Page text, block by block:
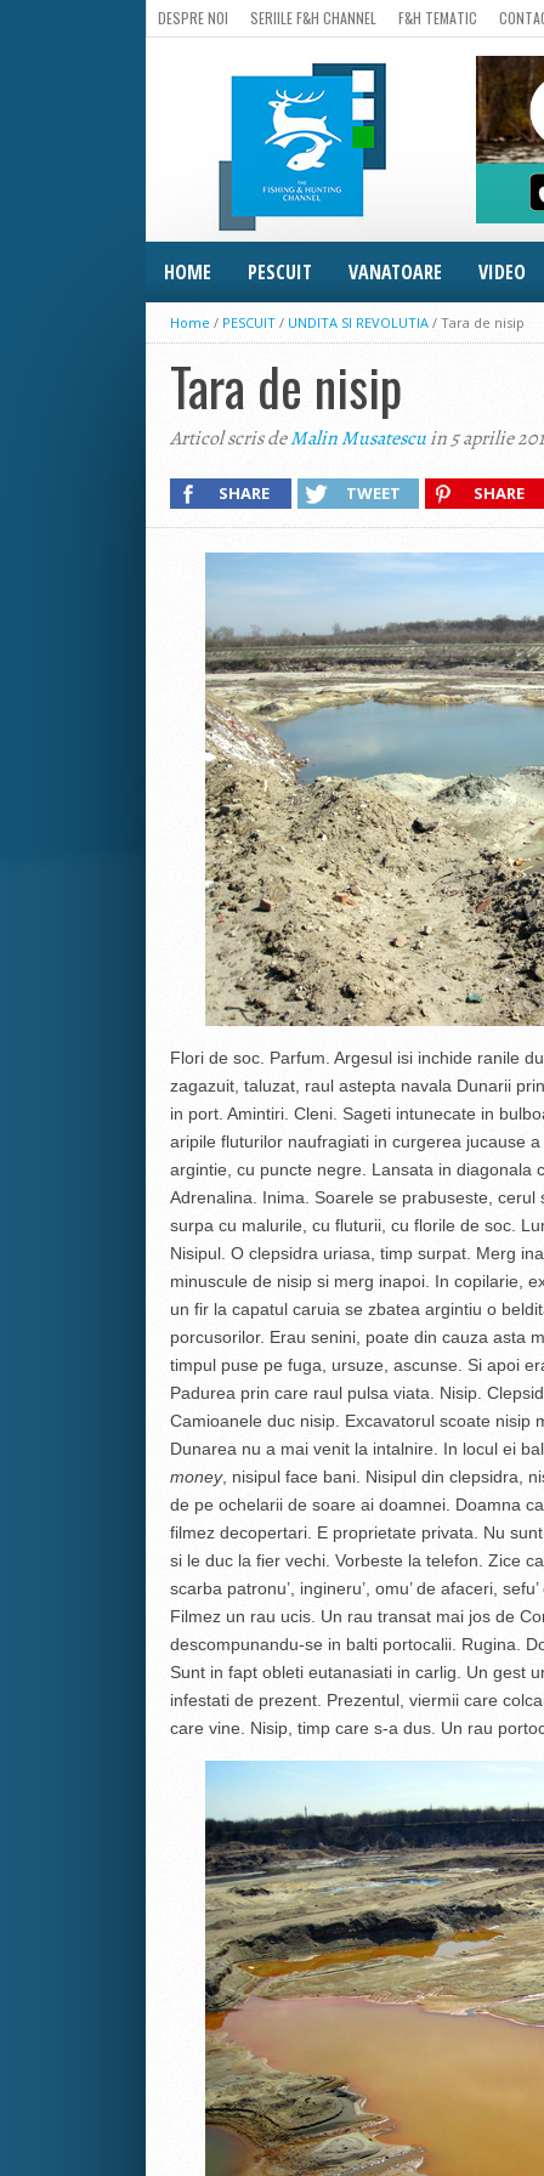
DESPRE NOI SERIILE F&H CHANNEL F&H TEMATIC
HOME PESCUIT VANATOARE VIDEO
Home / PESCUIT / UNDITA SI REVOLUTIA / Tara de nisip
Tara de nisip
Articol scris deMalin Musatescuin 5 aprilie
SHARE TWEET SHARE
Flori de soc. Parfum. Argesul isi inchide ranile
zagazuit, taluzat, raul astepta navala Dunarii
in port. Amintiri. Cleni. Sageti intunecate in
aripile fluturilor naufragiati in curgerea jucause
argintie, cu puncte negre. Lansata in diagonala
Adrenalina. Inima. Soarele se prabuseste,
surpa cu malurile, cu fluturii, cu florile de soc.
Nisipul. O clepsidra uriasa, timp surpat. Merg
minuscule de nisip si merg inapoi. In copilarie,
un fir la capatul caruia se zbatea argintiu o
porcusorilor. Erau senini, poate din cauza asta
timpul puse pe fuga, ursuze, ascunse. Si apoi
Padurea prin care raul pulsa viata. Nisip.
Camioanele duc nisip. Excavatorul scoate nisip
Dunarea nu a mai venit la intalnire. In locul ei
money, nisipul face bani. Nisipul din clepsidra,
de pe ochelarii de soare ai doamnei. Doamna
filmez decopertari. E proprietate privata. Nu
si le duc la fier vechi. Vorbeste la telefon. Zice
scarba patronu’, ingineru’, omu’ de afaceri,
Filmez un rau ucis. Un rau transat mai jos de
descompunandu-se in balti portocalii. Rugina.
Sunt in fapt obleti eutanasiati in carlig. Un gest
infestati de prezent. Prezentul, viermii care
care vine. Nisip, timp care s-a dus. Un rau